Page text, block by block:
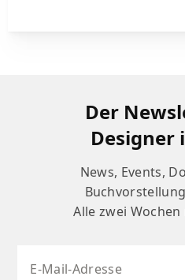
Der
Designer
News, Events,
Alle zwei